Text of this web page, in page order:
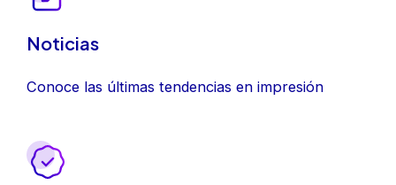
Noticias
Conoce las últimas tendencias en impresión